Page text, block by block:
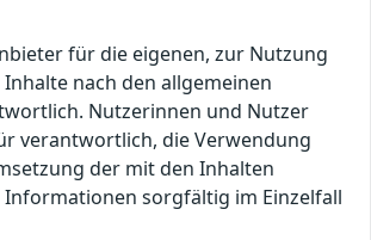
für die eigenen, zur Nutzung
nach den allgemeinen
Nutzerinnen und Nutzer
verantwortlich, die Verwendung
der mit den Inhalten
sorgfältig im Einzelfall